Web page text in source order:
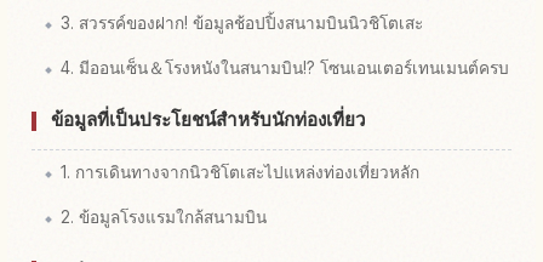
3. สวรรค์ของฝาก! ข้อมูลช้อปปิ้งสนามบินนิวชิโตเสะ
4. มีออนเซ็น＆โรงหนังในสนามบิน!? โซนเอนเตอร์เทนเมนต์ครบ
ข้อมูลที่เป็นประโยชน์สำหรับนักท่องเที่ยว
1. การเดินทางจากนิวชิโตเสะไปแหล่งท่องเที่ยวหลัก
2. ข้อมูลโรงแรมใกล้สนามบิน